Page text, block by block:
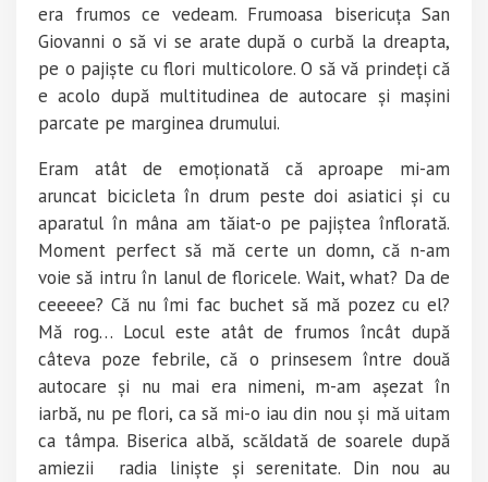
era frumos ce vedeam. Frumoasa bisericuța San
Giovanni o să vi se arate după o curbă la dreapta,
pe o pajiște cu flori multicolore. O să vă prindeți că
e acolo după multitudinea de autocare și mașini
parcate pe marginea drumului.
Eram atât de emoționată că aproape mi-am
aruncat bicicleta în drum peste doi asiatici și cu
aparatul în mâna am tăiat-o pe pajiștea înflorată.
Moment perfect să mă certe un domn, că n-am
voie să intru în lanul de floricele. Wait, what? Da de
ceeeee? Că nu îmi fac buchet să mă pozez cu el?
Mă rog… Locul este atât de frumos încât după
câteva poze febrile, că o prinsesem între două
autocare și nu mai era nimeni, m-am așezat în
iarbă, nu pe flori, ca să mi-o iau din nou și mă uitam
ca tâmpa. Biserica albă, scăldată de soarele după
amiezii radia liniște și serenitate. Din nou au